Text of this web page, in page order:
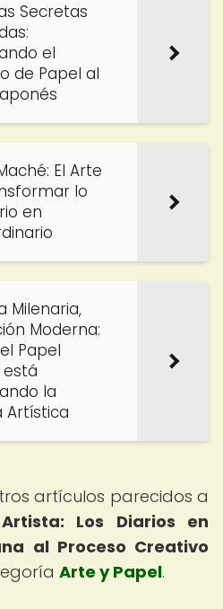
Secretas
el
de Papel al
El Arte
lo
en
Milenaria,
Moderna:
Papel
está
la
Artística
artículos parecidos a
Los Diarios en
al Proceso Creativo
Arte y Papel.